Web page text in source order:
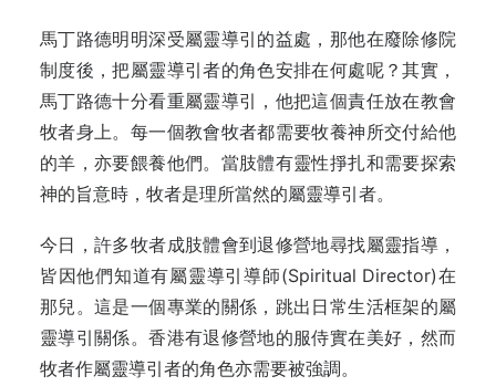
馬丁路德明明深受屬靈導引的益處，那他在廢除修院
制度後，把屬靈導引者的角色安排在何處呢？其實，
馬丁路德十分看重屬靈導引，他把這個責任放在教會
牧者身上。每一個教會牧者都需要牧養神所交付給他
的羊，亦要餵養他們。當肢體有靈性掙扎和需要探索
神的旨意時，牧者是理所當然的屬靈導引者。
今日，許多牧者成肢體會到退修營地尋找屬靈指導，
皆因他們知道有屬靈導引導師(Spiritual Director)在
那兒。這是一個專業的關係，跳出日常生活框架的屬
靈導引關係。香港有退修營地的服侍實在美好，然而
牧者作屬靈導引者的角色亦需要被強調。